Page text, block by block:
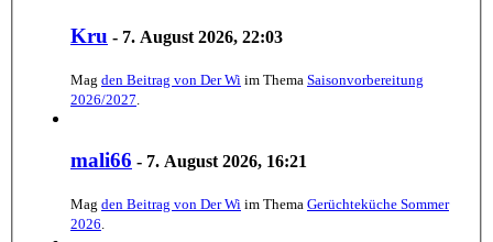
Kru - 7. August 2026, 22:03
Mag den Beitrag von Der Wi im Thema Saisonvorbereitung
2026/2027
mali66 - 7. August 2026, 16:21
Mag den Beitrag von Der Wi im Thema Gerüchteküche Sommer
2026